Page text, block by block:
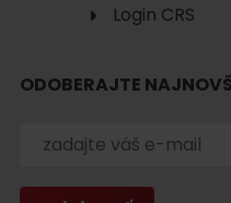
Login CRS
ODOBERAJTE